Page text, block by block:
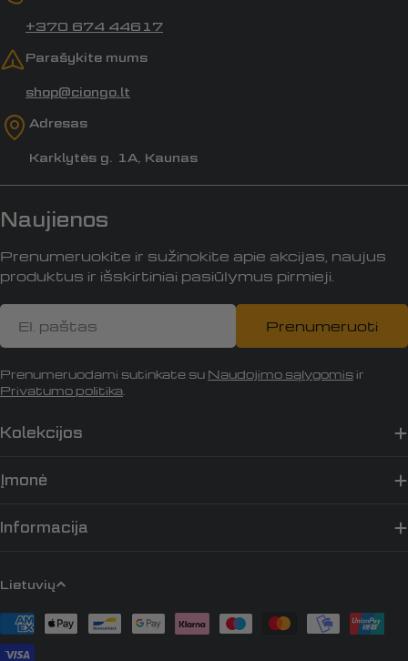
+370 674 44617
Parašykite mums
shop@ciongo.lt
Adresas
Karklytės g. 1A, Kaunas
Kolekcijos
Įmonė
Informacija
Naujienos
Prenumeruokite ir sužinokite apie akcijas, naujus
produktus ir išskirtiniai pasiūlymus pirmieji.
El.
paštas
Prenumeruoti
Prenumeruodami sutinkate su Naudojimo sąlygomis ir
Privatumo politika
K
a
l
b
Lietuvių
Apmokėjimo
būdai